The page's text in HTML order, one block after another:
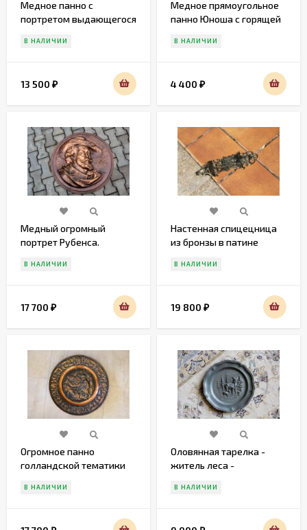
Медное панно с
портретом выдающегося
В НАЛИЧИИ
13 500 ₽
Медное прямоугольное
панно Юноша с горящей
В НАЛИЧИИ
4 400 ₽
Медный огромный
портрет Рубенса.
В НАЛИЧИИ
17 700 ₽
Настенная спицецница
из бронзы в патине
В НАЛИЧИИ
19 800 ₽
Огромное панно
голландской тематики
В НАЛИЧИИ
Оловянная тарелка -
житель леса -
В НАЛИЧИИ